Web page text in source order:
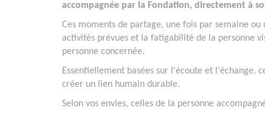
accompagnée par la Fondation, directement à
Ces moments de partage, une fois par semaine
activités prévues et la fatigabilité de la personne
personne concernée.
Essentiellement basées sur l'écoute et l'échange,
créer un lien humain durable.
Selon vos envies, celles de la personne